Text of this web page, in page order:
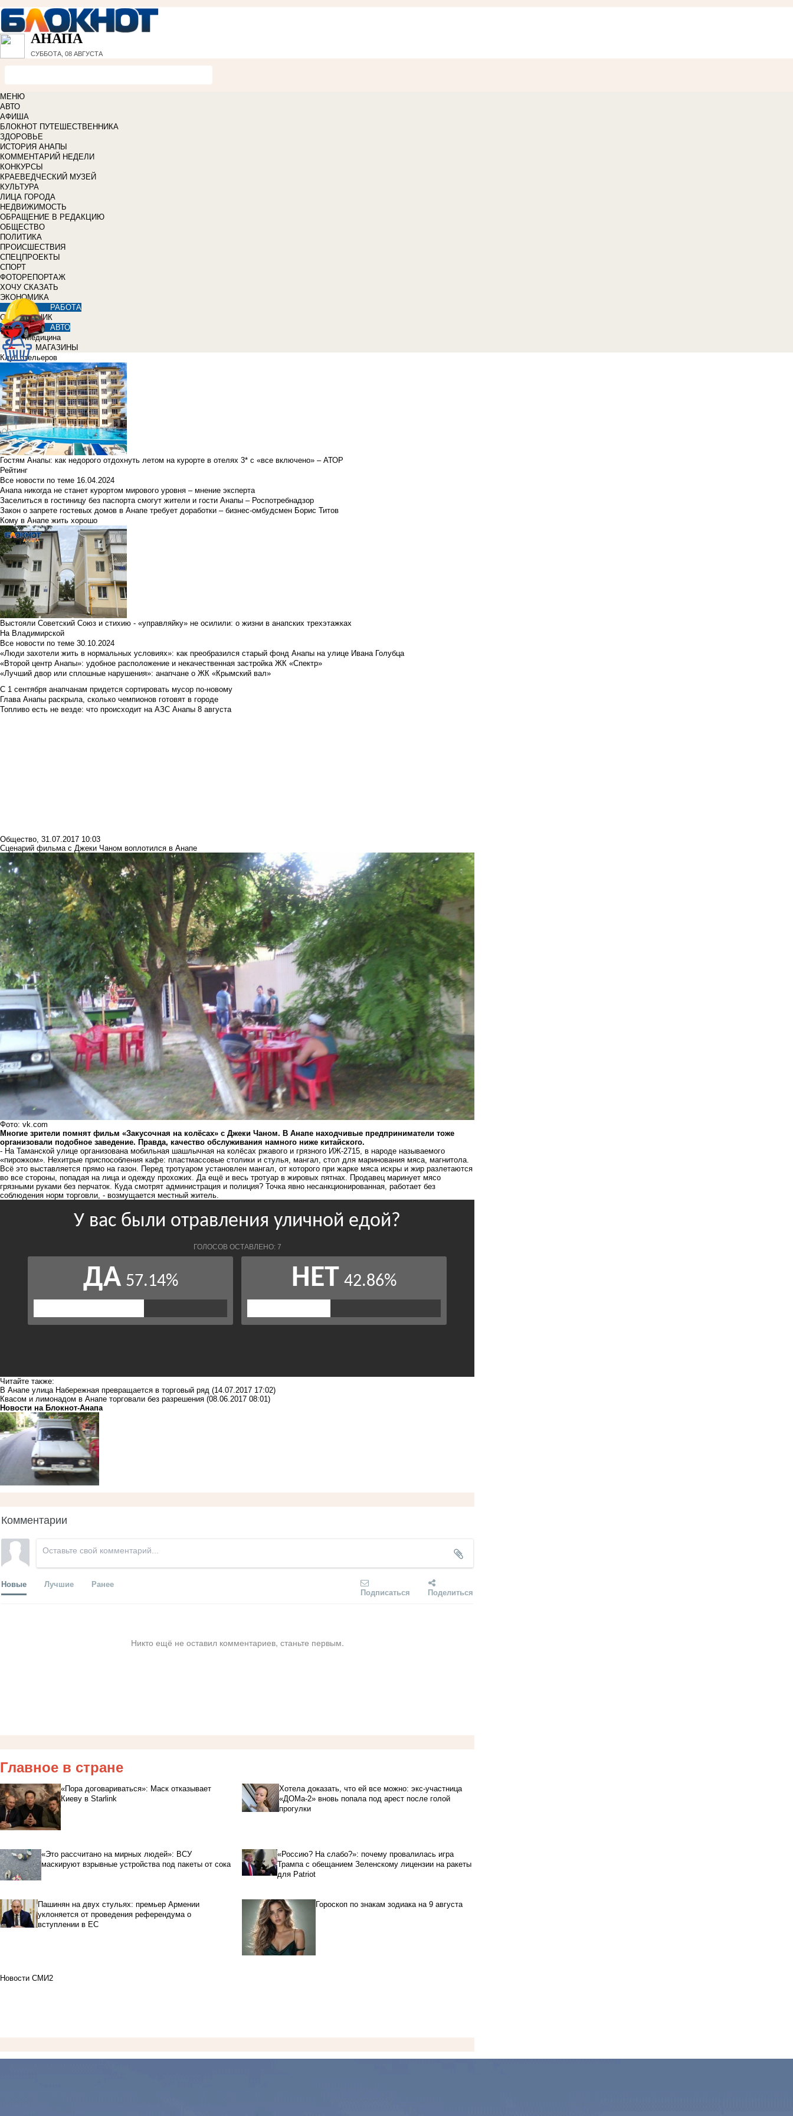
АНАПА
СУББОТА, 08 АВГУСТА
МЕНЮ
АВТО
АФИША
БЛОКНОТ ПУТЕШЕСТВЕННИКА
ЗДОРОВЬЕ
ИСТОРИЯ АНАПЫ
КОММЕНТАРИЙ НЕДЕЛИ
КОНКУРСЫ
КРАЕВЕДЧЕСКИЙ МУЗЕЙ
КУЛЬТУРА
ЛИЦА ГОРОДА
НЕДВИЖИМОСТЬ
ОБРАЩЕНИЕ В РЕДАКЦИЮ
ОБЩЕСТВО
ПОЛИТИКА
ПРОИСШЕСТВИЯ
СПЕЦПРОЕКТЫ
СПОРТ
ФОТОРЕПОРТАЖ
ХОЧУ СКАЗАТЬ
ЭКОНОМИКА
РАБОТА
СПРАВОЧНИК
АВТО
Медицина
МАГАЗИНЫ
Клуб отельеров
Гостям Анапы: как недорого отдохнуть летом на курорте в отелях 3* с «все включено» – АТОР
Рейтинг
Все новости по теме 16.04.2024
Анапа никогда не станет курортом мирового уровня – мнение эксперта
Заселиться в гостиницу без паспорта смогут жители и гости Анапы – Роспотребнадзор
Закон о запрете гостевых домов в Анапе требует доработки – бизнес-омбудсмен Борис Титов
Кому в Анапе жить хорошо
Выстояли Советский Союз и стихию - «управляйку» не осилили: о жизни в анапских трехэтажках
На Владимирской
Все новости по теме 30.10.2024
«Люди захотели жить в нормальных условиях»: как преобразился старый фонд Анапы на улице Ивана Голубца
«Второй центр Анапы»: удобное расположение и некачественная застройка ЖК «Спектр»
«Лучший двор или сплошные нарушения»: анапчане о ЖК «Крымский вал»
С 1 сентября анапчанам придется сортировать мусор по-новому
Глава Анапы раскрыла, сколько чемпионов готовят в городе
Топливо есть не везде: что происходит на АЗС Анапы 8 августа
Общество, 31.07.2017 10:03
Сценарий фильма с Джеки Чаном воплотился в Анапе
Фото: vk.com
Многие зрители помнят фильм «Закусочная на колёсах» с Джеки Чаном. В Анапе находчивые предприниматели тоже
организовали подобное заведение. Правда, качество обслуживания намного ниже китайского.
- На Таманской улице организована мобильная шашлычная на колёсах ржавого и грязного ИЖ-2715, в народе называемого
«пирожком». Нехитрые приспособления кафе: пластмассовые столики и стулья, мангал, стол для маринования мяса, магнитола.
Всё это выставляется прямо на газон. Перед тротуаром установлен мангал, от которого при жарке мяса искры и жир разлетаются
во все стороны, попадая на лица и одежду прохожих. Да ещё и весь тротуар в жировых пятнах. Продавец маринует мясо
грязными руками без перчаток. Куда смотрят администрация и полиция? Точка явно несанкционированная, работает без
соблюдения норм торговли, - возмущается местный житель.
Читайте также:
В Анапе улица Набережная превращается в торговый ряд (14.07.2017 17:02)
Квасом и лимонадом в Анапе торговали без разрешения (08.06.2017 08:01)
Новости на Блoкнoт-Анапа
Комментарии
Новые Лучшие Ранее
Подписаться Поделиться
Никто ещё не оставил комментариев, станьте первым.
Главное в стране
«Пора договариваться»: Маск отказывает
Киеву в Starlink
Хотела доказать, что ей все можно: экс-участница
«ДОМа-2» вновь попала под арест после голой
прогулки
«Это рассчитано на мирных людей»: ВСУ
маскируют взрывные устройства под пакеты от сока
«Россию? На слабо?»: почему провалилась игра
Трампа с обещанием Зеленскому лицензии на ракеты
для Patriot
Пашинян на двух стульях: премьер Армении
уклоняется от проведения референдума о
вступлении в ЕС
Гороскоп по знакам зодиака на 9 августа
Новости СМИ2